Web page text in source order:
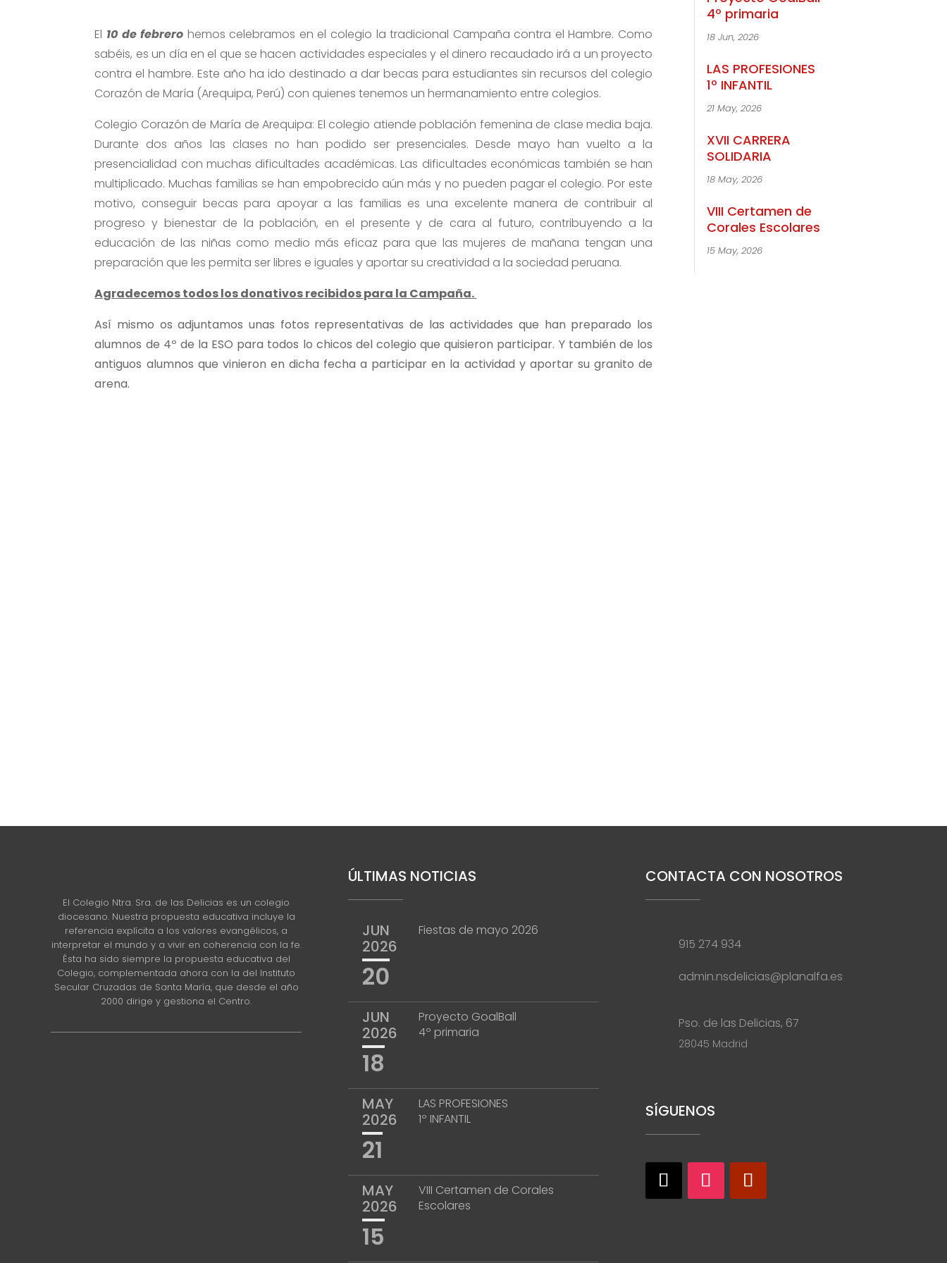
El 10 de febrero hemos celebramos en el colegio la tradicional Campaña contra el Hambre. Como
sabéis, es un día en el que se hacen actividades especiales y el dinero recaudado irá a un proyecto
contra el hambre. Este año ha ido destinado a dar becas para estudiantes sin recursos del colegio
Corazón de María (Arequipa, Perú) con quienes tenemos un hermanamiento entre colegios.
Colegio Corazón de María de Arequipa: El colegio atiende población femenina de clase media baja.
Durante dos años las clases no han podido ser presenciales. Desde mayo han vuelto a la
presencialidad con muchas dificultades académicas. Las dificultades económicas también se han
multiplicado. Muchas familias se han empobrecido aún más y no pueden pagar el colegio. Por este
motivo, conseguir becas para apoyar a las familias es una excelente manera de contribuir al
progreso y bienestar de la población, en el presente y de cara al futuro, contribuyendo a la
educación de las niñas como medio más eficaz para que las mujeres de mañana tengan una
preparación que les permita ser libres e iguales y aportar su creatividad a la sociedad peruana.
Agradecemos todos los donativos recibidos para la Campaña.
Así mismo os adjuntamos unas fotos representativas de las actividades que han preparado los
alumnos de 4º de la ESO para todos lo chicos del colegio que quisieron participar. Y también de los
antiguos alumnos que vinieron en dicha fecha a participar en la actividad y aportar su granito de
arena.
4º primaria
18 Jun, 2026
LAS PROFESIONES
1º INFANTIL
21 May, 2026
XVII CARRERA
SOLIDARIA
18 May, 2026
VIII Certamen de
Corales Escolares
15 May, 2026
El Colegio Ntra. Sra. de las Delicias es un colegio
diocesano. Nuestra propuesta educativa incluye la
referencia explícita a los valores evangélicos, a
interpretar el mundo y a vivir en coherencia con la fe.
Ésta ha sido siempre la propuesta educativa del
Colegio, complementada ahora con la del Instituto
Secular Cruzadas de Santa María, que desde el año
2000 dirige y gestiona el Centro.
ÚLTIMAS NOTICIAS
JUN
2026
20
Fiestas de mayo 2026
JUN
2026
18
Proyecto GoalBall
4º primaria
MAY
2026
21
LAS PROFESIONES
1º INFANTIL
MAY
2026
15
VIII Certamen de Corales
Escolares
CONTACTA CON NOSOTROS
915 274 934
admin.nsdelicias@planalfa.es
Pso. de las Delicias, 67
28045 Madrid
SÍGUENOS